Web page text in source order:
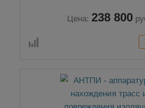
Цена: 238 800